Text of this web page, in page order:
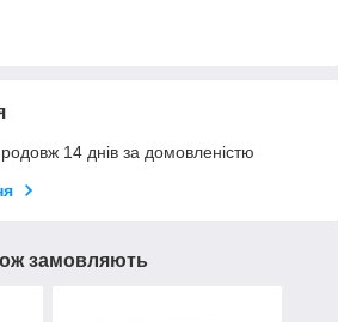
14 днів за домовленістю
замовляють